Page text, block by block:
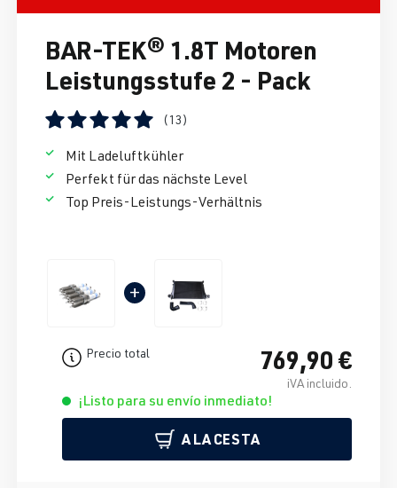
BAR-TEK® 1.8T Motoren
Leistungsstufe 2 - Pack
(13)
Mit Ladeluftkühler
Perfekt für das nächste Level
Top Preis-Leistungs-Verhältnis
+
Precio total 769,90 €
iVA incluido.
¡Listo para su envío inmediato!
A LA CESTA